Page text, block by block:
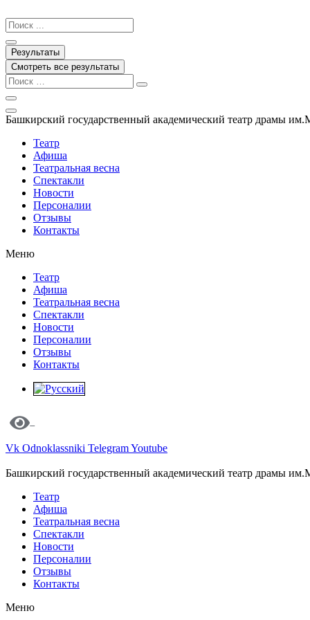
к
содержимому
Search
...
Результаты
Смотреть все результаты
Башкирский государственный академический театр драмы
Театр
Афиша
Театральная весна
Спектакли
Новости
Персоналии
Отзывы
Контакты
Меню
Театр
Афиша
Театральная весна
Спектакли
Новости
Персоналии
Отзывы
Контакты
Vk Odnoklassniki TelegramYoutube
Башкирский государственный академический театр драмы
Театр
Афиша
Театральная весна
Спектакли
Новости
Персоналии
Отзывы
Контакты
Меню